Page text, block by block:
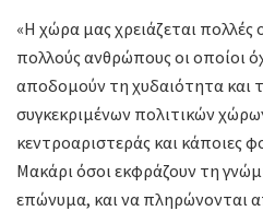
«Η χώρα μας χρειάζεται πολλές
πολλούς ανθρώπους οι οποίοι
αποδομούν τη χυδαιότητα και
συγκεκριμένων πολιτικών
κεντροαριστεράς και κάποιες
Μακάρι όσοι εκφράζουν τη
επώνυμα, και να πληρώνονται